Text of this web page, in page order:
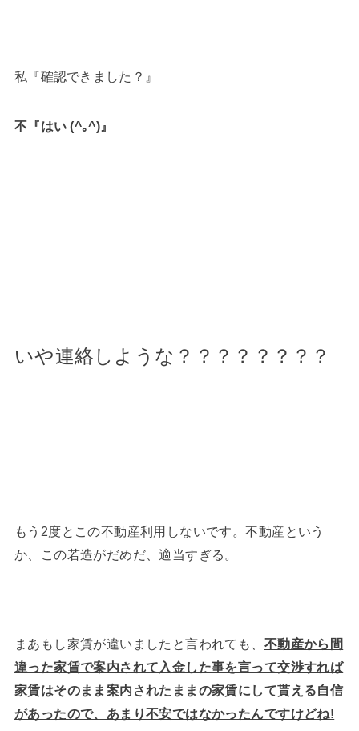
私『確認できました？』
不『はい (^｡^)』
いや連絡しような？？？？？？？？
もう2度とこの不動産利用しないです。不動産という
か、この若造がだめだ、適当すぎる。
まあもし家賃が違いましたと言われても、 不動産から間
違った家賃で案内されて入金した事を言って交渉すれば
家賃はそのまま案内されたままの家賃にして貰える自信
があったので、あまり不安ではなかったんですけどね!